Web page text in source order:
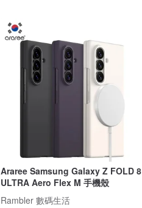
Araree Samsung Galaxy Z FOLD 8
ULTRA Aero Flex M 手機殼
Rambler 數碼生活